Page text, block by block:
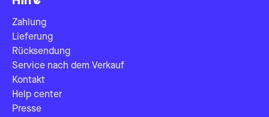
Zahlung
Lieferung
Rücksendung
Service nach dem Verkauf
Kontakt
Help center
Presse